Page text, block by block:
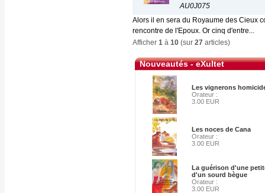
AU0J075
Alors il en sera du Royaume des Cieux
rencontre de l'Epoux. Or cinq d'entre...
Afficher 1 à 10 (sur 27 articles)
Nouveautés - eXultet
Les vignerons
Orateur :
3.00 EUR
Les noces de Cana
Orateur :
3.00 EUR
La guérison d'une
d'un sourd bègue
Orateur :
3.00 EUR